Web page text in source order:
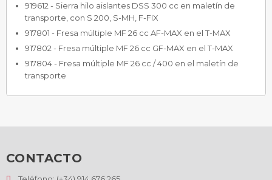
919612 - Sierra hilo aislantes DSS 300 cc en maletín de
transporte, con S 200, S-MH, F-FIX
917801 - Fresa múltiple MF 26 cc AF-MAX en el T-MAX
917802 - Fresa múltiple MF 26 cc GF-MAX en el T-MAX
917804 - Fresa múltiple MF 26 cc / 400 en el maletín de
transporte
CONTACTO